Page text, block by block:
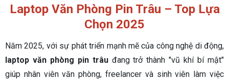
Laptop Văn Phòng Pin Trâu – Top Lựa
Chọn 2025
Năm 2025, với sự phát triển mạnh mẽ của công nghệ di động,
laptop văn phòng pin trâuđang trở thành "vũ khí bí mật"
giúp nhân viên văn phòng, freelancer và sinh viên làm việc